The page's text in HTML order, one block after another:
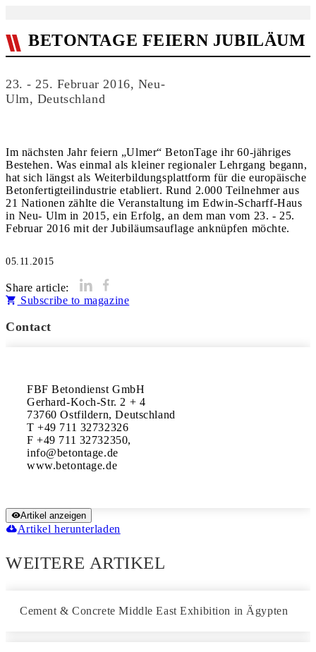
BETONTAGE FEIERN JUBILÄUM
23. - 25. Februar 2016, Neu-
Ulm, Deutschland
Im nächsten Jahr feiern „Ulmer“ BetonTage ihr 60-jähriges
Bestehen. Was einmal als kleiner regionaler Lehrgang begann,
hat sich längst als Weiterbildungsplattform für die europäische
Betonfertigteilindustrie etabliert. Rund 2.000 Teilnehmer aus
21 Nationen zählte die Veranstaltung im Edwin-Scharff-Haus
in Neu- Ulm in 2015, ein Erfolg, an dem man vom 23. - 25.
Februar 2016 mit der Jubiläumsauflage anknüpfen möchte.
05.11.2015
Share article:
Subscribe to magazine
Contact
FBF Betondienst GmbH
Gerhard-Koch-Str. 2 + 4
73760 Ostfildern, Deutschland
T +49 711 32732326
F +49 711 32732350,
info@betontage.de
Artikel anzeigen
Artikel herunterladen
WEITERE ARTIKEL
Cement & Concrete Middle East Exhibition in Ägypten